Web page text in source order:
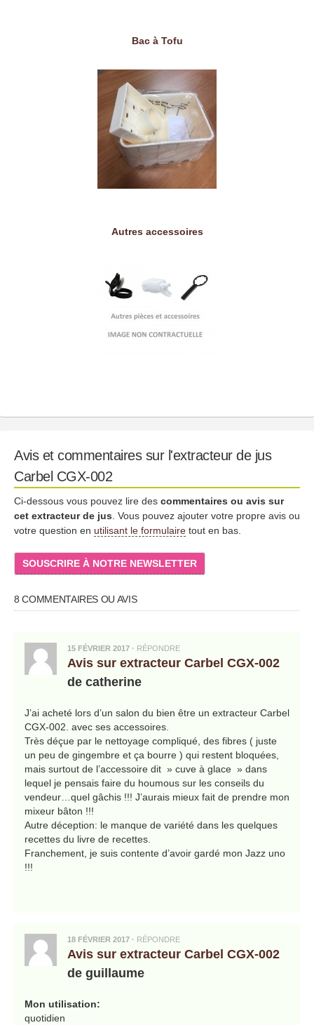
Bac à Tofu
Autres accessoires
Avis et commentaires sur l'extracteur de jus
Carbel CGX-002
Ci-dessous vous pouvez lire des commentaires ou avis sur
cet extracteur de jus . Vous pouvez ajouter votre propre avis ou
votre question en utilisant le formulaire tout en bas.
SOUSCRIRE À NOTRE NEWSLETTER
8 COMMENTAIRES OU AVIS
15 FÉVRIER 2017 · RÉPONDRE
Avis sur extracteur Carbel CGX-002
de catherine
J’ai acheté lors d’un salon du bien être un extracteur Carbel
CGX-002. avec ses accessoires.
Très déçue par le nettoyage compliqué, des fibres ( juste
un peu de gingembre et ça bourre ) qui restent bloquées,
mais surtout de l’accessoire dit » cuve à glace » dans
lequel je pensais faire du houmous sur les conseils du
vendeur…quel gâchis !!! J’aurais mieux fait de prendre mon
mixeur bâton !!!
Autre déception: le manque de variété dans les quelques
recettes du livre de recettes.
Franchement, je suis contente d’avoir gardé mon Jazz uno
!!!
18 FÉVRIER 2017 · RÉPONDRE
Avis sur extracteur Carbel CGX-002
de guillaume
Mon utilisation:
quotidien